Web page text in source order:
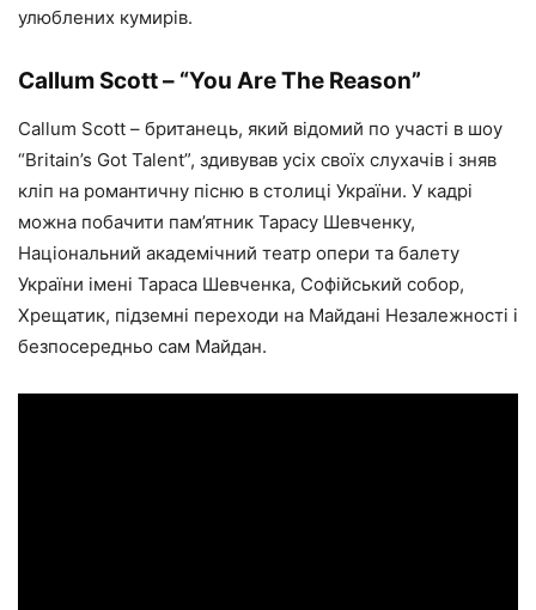
улюблених кумирів.
Callum Scott – “You Are The Reason”
Callum Scott – британець, який відомий по участі в шоу
“Britain’s Got Talent”, здивував усіх своїх слухачів і зняв
кліп на романтичну пісню в столиці України. У кадрі
можна побачити пам’ятник Тарасу Шевченку,
Національний академічний театр опери та балету
України імені Тараса Шевченка, Софійський собор,
Хрещатик, підземні переходи на Майдані Незалежності і
безпосередньо сам Майдан.